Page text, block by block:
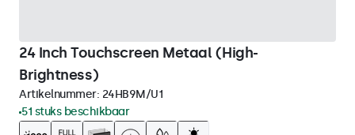
24 Inch Touchscreen Metaal (High-
Brightness)
Artikelnummer: 24HB9M/U1
51 stuks beschikbaar